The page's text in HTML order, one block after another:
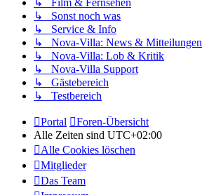
↳ Sonst noch was
↳ Service & Info
↳ Nova-Villa: News & Mitteilungen
↳ Nova-Villa: Lob & Kritik
↳ Nova-Villa Support
↳ Gästebereich
↳ Testbereich
Portal
Foren-Übersicht
Alle Zeiten sind UTC+02:00
Alle Cookies löschen
Mitglieder
Das Team